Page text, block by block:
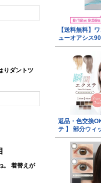
りダントツ
。 着替えが